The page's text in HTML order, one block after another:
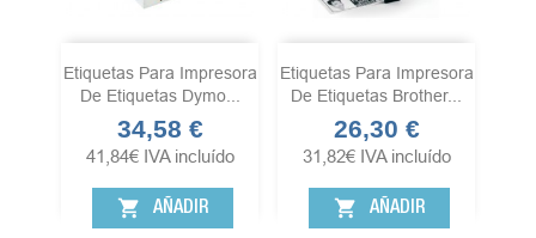
Etiquetas Para Impresora
De Etiquetas Dymo...
Precio
34,58 €
41,84€ IVA incluído
shopping_cart AÑADIR
Etiquetas Para Impresora
De Etiquetas Brother...
Precio
26,30 €
31,82€ IVA incluído
shopping_cart AÑADIR